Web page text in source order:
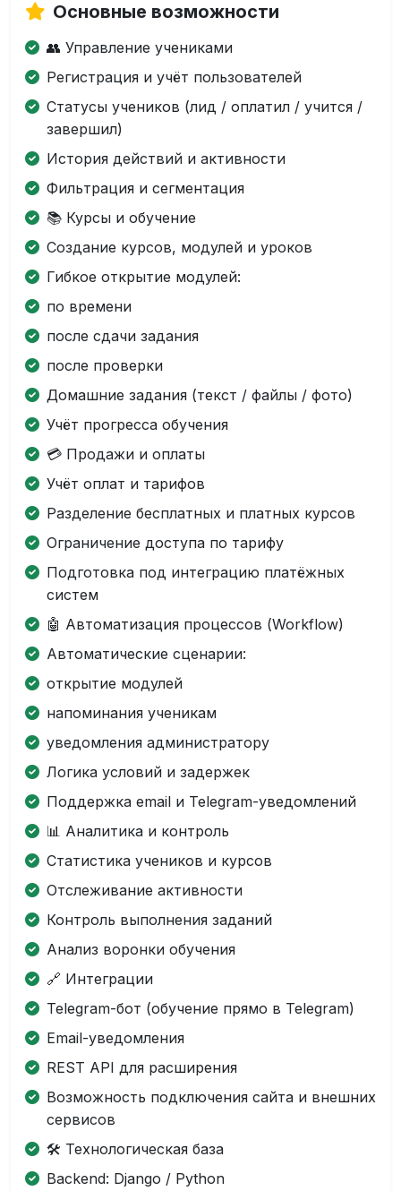
Основные возможности
👥 Управление учениками
Регистрация и учёт пользователей
Статусы учеников (лид / оплатил / учится /
завершил)
История действий и активности
Фильтрация и сегментация
📚 Курсы и обучение
Создание курсов, модулей и уроков
Гибкое открытие модулей:
по времени
после сдачи задания
после проверки
Домашние задания (текст / файлы / фото)
Учёт прогресса обучения
💳 Продажи и оплаты
Учёт оплат и тарифов
Разделение бесплатных и платных курсов
Ограничение доступа по тарифу
Подготовка под интеграцию платёжных
систем
🤖 Автоматизация процессов (Workflow)
Автоматические сценарии:
открытие модулей
напоминания ученикам
уведомления администратору
Логика условий и задержек
Поддержка email и Telegram-уведомлений
📊 Аналитика и контроль
Статистика учеников и курсов
Отслеживание активности
Контроль выполнения заданий
Анализ воронки обучения
🔗 Интеграции
Telegram-бот (обучение прямо в Telegram)
Email-уведомления
REST API для расширения
Возможность подключения сайта и внешних
сервисов
🛠 Технологическая база
Backend: Django / Python